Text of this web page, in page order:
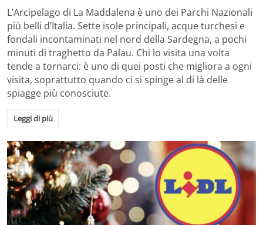
L’Arcipelago di La Maddalena è uno dei Parchi Nazionali
più belli d’Italia. Sette isole principali, acque turchesi e
fondali incontaminati nel nord della Sardegna, a pochi
minuti di traghetto da Palau. Chi lo visita una volta
tende a tornarci: è uno di quei posti che migliora a ogni
visita, soprattutto quando ci si spinge al di là delle
spiagge più conosciute.
Leggi di più